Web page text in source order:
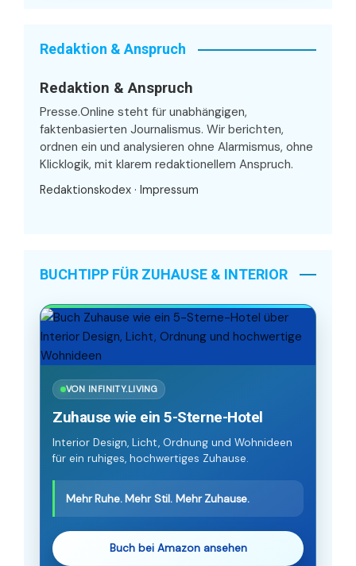
Redaktion & Anspruch
Redaktion & Anspruch
Presse.Online steht für unabhängigen,
faktenbasierten Journalismus. Wir berichten,
ordnen ein und analysieren ohne Alarmismus, ohne
Klicklogik, mit klarem redaktionellem Anspruch.
Redaktionskodex · Impressum
BUCHTIPP FÜR ZUHAUSE & INTERIOR
VON INFINITY.LIVING
Zuhause wie ein 5-Sterne-Hotel
Interior Design, Licht, Ordnung und Wohnideen
für ein ruhiges, hochwertiges Zuhause.
Mehr Ruhe. Mehr Stil. Mehr Zuhause.
Buch bei Amazon ansehen